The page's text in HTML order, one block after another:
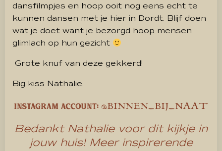
dansfilmpjes en hoop ooit nog eens echt te
kunnen dansen met je hier in Dordt. Blijf doen
wat je doet want je bezorgd hoop mensen
glimlach op hun gezicht
Grote knuf van deze gekkerd!
Big kiss Nathalie.
Instagram account: @BINNEN_BIJ_NAAT
Bedankt Nathalie voor dit kijkje in
jouw huis! Meer inspirerende